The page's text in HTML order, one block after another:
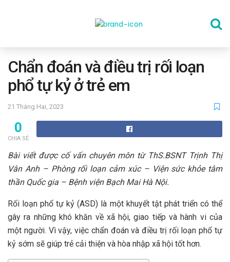
THỂ DỤC
DINH DƯỠNG
SỨC KHỎE TINH THẦN
CÔNG NGHỆ
Chẩn đoán và điều trị rối loạn
phổ tự kỷ ở trẻ em
21 Tháng Hai, 2023
0
CHIA SẺ
Bài viết được cố vấn chuyên môn từ ThS.BSNT Trịnh Thị
Vân Anh – Phòng rối loạn cảm xúc – Viện sức khỏe tâm
thần Quốc gia – Bệnh viện Bạch Mai Hà Nội.
Rối loạn phổ tự kỷ (ASD) là một khuyết tật phát triển có thể
gây ra những khó khăn về xã hội, giao tiếp và hành vi của
một người. Vì vậy, việc chẩn đoán và điều trị rối loạn phổ tự
kỷ sớm sẽ giúp trẻ cải thiện và hòa nhập xã hội tốt hơn.